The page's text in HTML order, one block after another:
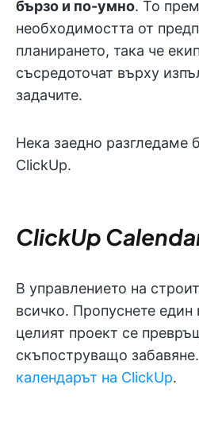
бързо и по-умно. То
необходимостта от
планирането, така че
съсредоточат върху
задачите.
Нека заедно разгледаме
ClickUp.
ClickUp
В управлението на
всичко. Пропуснете един
целият проект се
скъпоструващо
календарът на ClickUp.